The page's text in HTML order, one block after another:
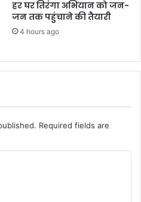
हर घर तिरंगा अभियान को जन-
जन तक पहुंचाने की तैयारी
4 hours ago
Required fields are